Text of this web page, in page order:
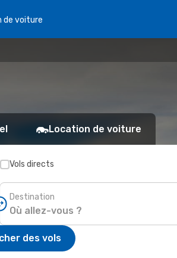
de voiture
Location de voiture
Vols directs
Destination
des vols